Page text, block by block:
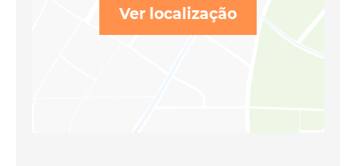
Ver localização